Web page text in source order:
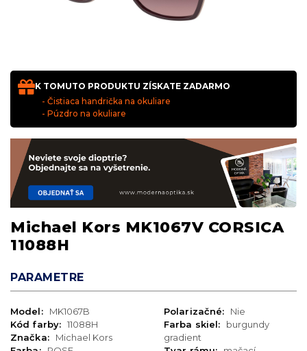
K TOMUTO PRODUKTU ZÍSKATE ZADARMO
- Čistiaca handrička na okuliare
- Púzdro na okuliare
Michael Kors MK1067V CORSICA
11088H
PARAMETRE
Model:
MK1067B
Kód farby: 11088H
Značka:
Michael Kors
Polarizačné:
Nie
Farba skiel:
burgundy
gradient